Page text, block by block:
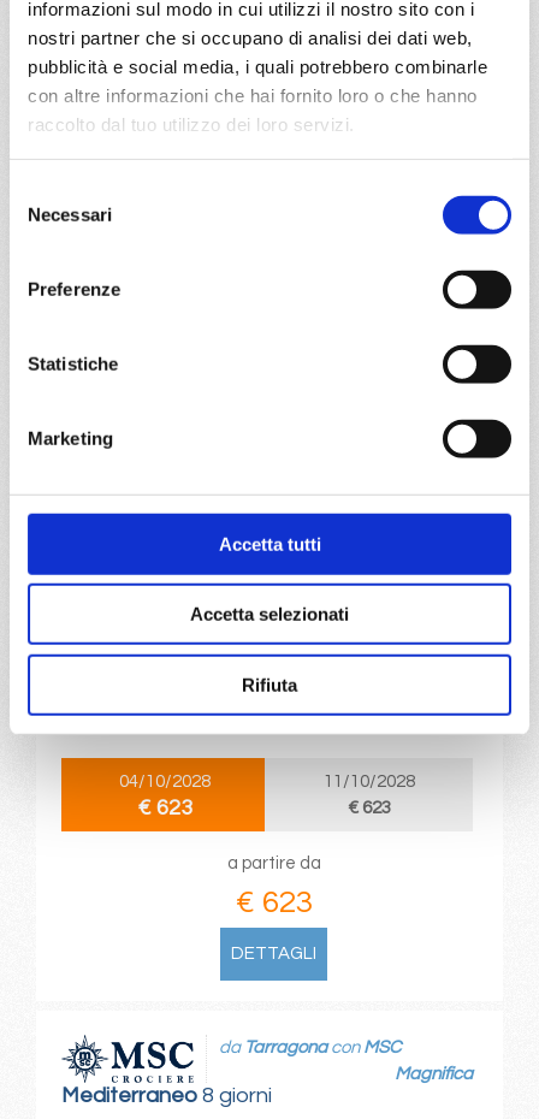
informazioni sul modo in cui utilizzi il nostro sito con i
nostri partner che si occupano di analisi dei dati web,
pubblicità e social media, i quali potrebbero combinarle
con altre informazioni che hai fornito loro o che hanno
raccolto dal tuo utilizzo dei loro servizi.
delNecessari
Preferenze
Statistiche
Marketing
Accetta tutti
Accetta selezionati
Rifiuta
€ 623
DETTAGLI
Mediterraneo
Mediterraneo8 giorni
Genova, Provence(marseilles), Tarragona, Valencia, La
Spezia, Civitavecchia, Genova
04/10/2028
€ 623
11/10/2028
€ 623
a partire da
€ 623
DETTAGLI
Mediterraneo8 giorni
da Tarragonacon MSC
Magnifica